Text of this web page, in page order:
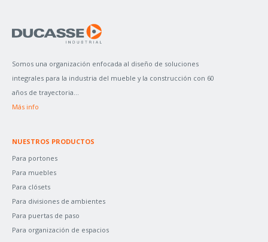
O
R
:
Somos una organización enfocada al diseño de soluciones
integrales para la industria del mueble y la construcción con 60
años de trayectoria...
Más info
NUESTROS PRODUCTOS
Para portones
Para muebles
Para clósets
Para divisiones de ambientes
Para puertas de paso
Para organización de espacios